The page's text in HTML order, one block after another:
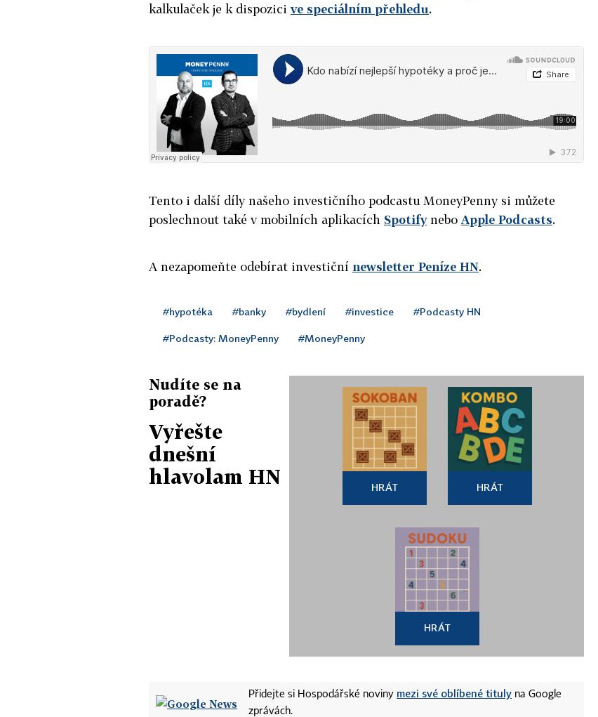
kalkulaček je k dispozicive speciálním přehledu.
Tento i další díly našeho investičního podcastu MoneyPenny si můžete
poslechnout také v mobilních aplikacích Spotifynebo Apple Podcasts.
A nezapomeňte odebírat investiční newsletter Peníze HN.
#hypotéka #banky #bydlení #investice #Podcasty HN
#Podcasty: MoneyPenny #MoneyPenny
Nudíte se na
poradě?
Vyřešte
dnešní
hlavolam HN
HRÁT HRÁT
HRÁT
Přidejte si Hospodářské noviny mezi své oblíbené tituly na Google
zprávách.